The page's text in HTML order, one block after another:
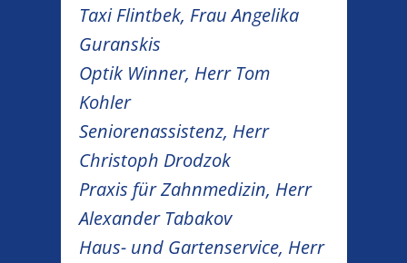
Taxi Flintbek, Frau Angelika
Guranskis
Optik Winner, Herr Tom
Kohler
Seniorenassistenz, Herr
Christoph Drodzok
Praxis für Zahnmedizin, Herr
Alexander Tabakov
Haus- und Gartenservice, Herr